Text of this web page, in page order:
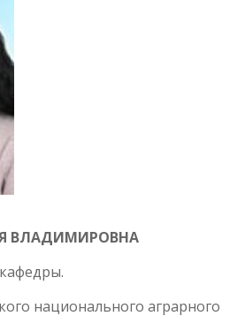
ВЛАДИМИРОВНА
национального аграрного